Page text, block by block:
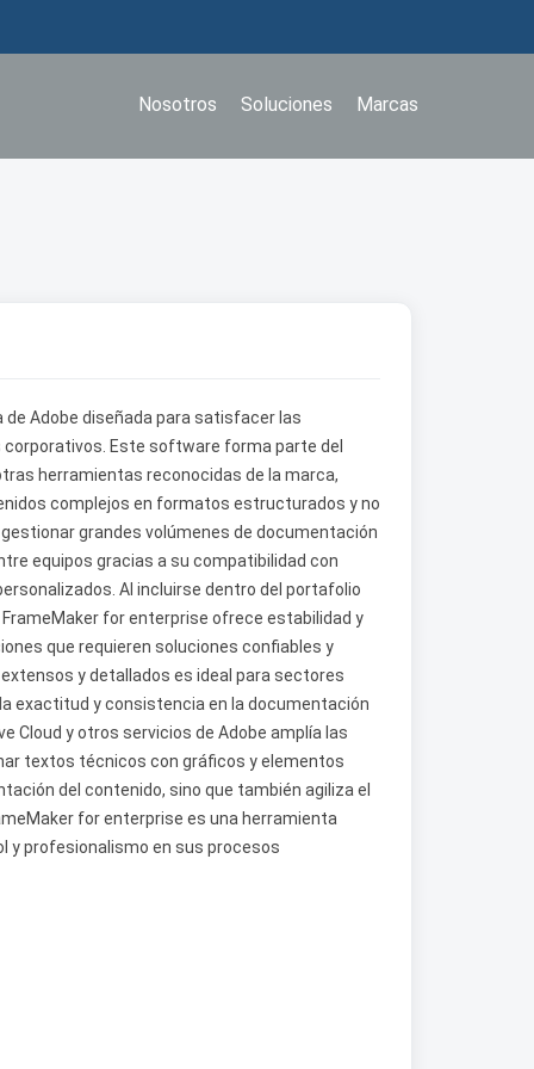
Marcas
Soluciones
Nosotros
Adobe diseñada para satisfacer las
Este software forma parte del
herramientas reconocidas de la marca,
complejos en formatos estructurados y no
grandes volúmenes de documentación
equipos gracias a su compatibilidad con
Al incluirse dentro del portafolio
for enterprise ofrece estabilidad y
que requieren soluciones confiables y
y detallados es ideal para sectores
exactitud y consistencia en la documentación
Cloud y otros servicios de Adobe amplía las
textos técnicos con gráficos y elementos
del contenido, sino que también agiliza el
for enterprise es una herramienta
y profesionalismo en sus procesos